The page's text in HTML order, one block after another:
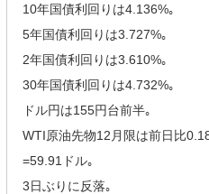
10年国債利回りは4.136%｡
5年国債利回りは3.727%｡
2年国債利回りは3.610%｡
30年国債利回りは4.732%｡
ドル円は155円台前半｡
WTI原油先物12月限は前日比
=59.91ドル｡
3日ぶりに反落｡